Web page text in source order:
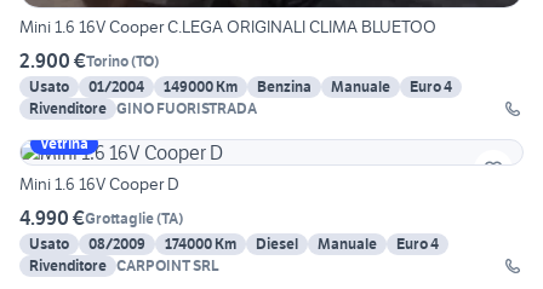
Mini 1.6 16V Cooper C.LEGA ORIGINALI CLIMA BLUETOO
2.900 €Torino(TO)
Usato
01/2004 149000 Km Benzina Manuale
Euro 4
Rivenditore GINO FUORISTRADA
Vetrina
Mini 1.6 16V Cooper D
4.990 €Grottaglie(TA)
Usato
08/2009 174000 Km Diesel Manuale
Euro 4
Rivenditore CARPOINT SRL